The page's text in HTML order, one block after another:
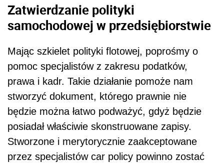
Zatwierdzanie polityki
samochodowej w przedsiębiorstwie
Mając szkielet polityki flotowej, poprośmy o
pomoc specjalistów z zakresu podatków,
prawa i kadr. Takie działanie pomoże nam
stworzyć dokument, którego prawnie nie
będzie można łatwo podważyć, gdyż będzie
posiadał właściwie skonstruowane zapisy.
Stworzone i merytorycznie zaakceptowane
przez specjalistów car policy powinno zostać